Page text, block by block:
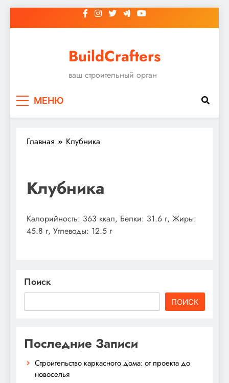
к
BuildCrafters
ваш строительный орган
МЕНЮ
Главная Клубника
Клубника
Калорийность: 363 ккал, Белки: 31.6 г, Жиры:
45.8 г, Углеводы: 12.5 г
Поиск
ПОИСК
Последние Записи
Строительство каркасного дома: от проекта до
новоселья